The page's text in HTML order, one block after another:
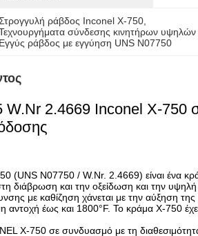
ράβδος Inconel X-750
σύνδεσης κινητήρων υψηλών
Εγγύς ράβδος με εγγύηση UNS N07750
2.4669 Inconel X-750
(UNS N07750 / W.Nr. 2.4669) είναι ένα
διάβρωση και την οξείδωση και την
με καθίζηση χάνεται με την αύξηση
αντοχή έως και 1800°F. Το κράμα X-750 έχει
X-750 σε συνδυασμό με τη